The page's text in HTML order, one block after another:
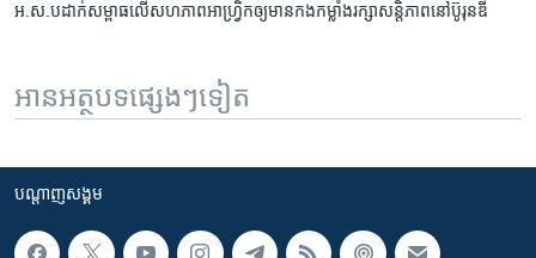
អ.ស.ប​ដាក់​សម្ពាធ​លើ​សហភាព​អាហ្វ្រិក​ឲ្យ​មាន​កងកម្លាំង​រក្សា​សន្តិភាព​នៅ​ប៊ូរុនឌី
អានអត្ថបទផ្សេងៗទៀត
បណ្តាញ​សង្គម